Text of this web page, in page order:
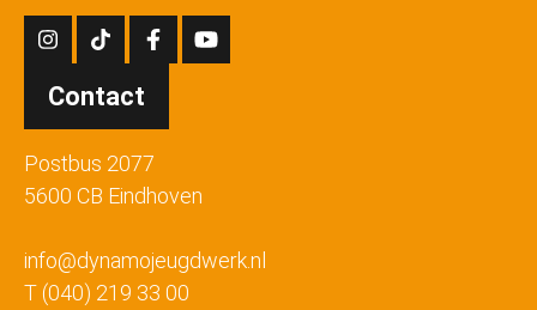
Contact
Postbus 2077
5600 CB Eindhoven
info@dynamojeugdwerk.nl
T (040) 219 33 00